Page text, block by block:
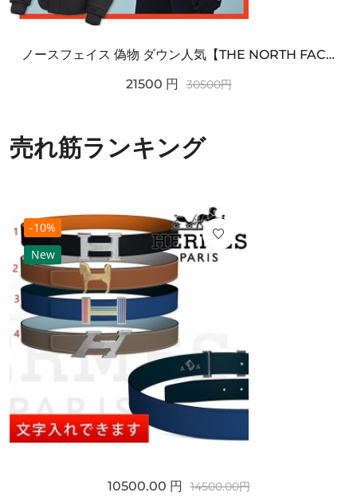
ノースフェイス 偽物 ダウン人気【THE NORTH FACE】M'S 7 SUMMIT HIM...
21500 円 30500円
売れ筋ランキング
-10%
New
10500.00 円 14500.00円